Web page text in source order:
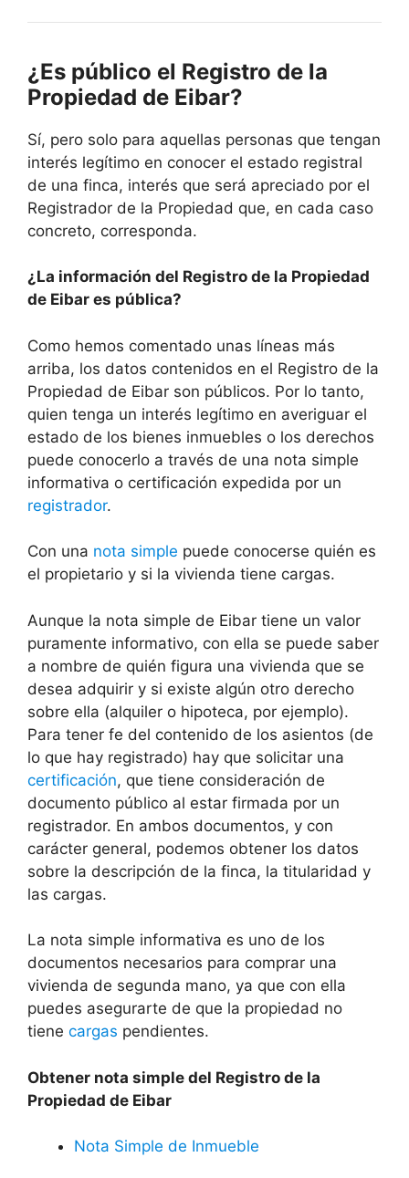
¿Es público el Registro de la
Propiedad de Eibar?
Sí, pero solo para aquellas personas que tengan
interés legítimo en conocer el estado registral
de una finca, interés que será apreciado por el
Registrador de la Propiedad que, en cada caso
concreto, corresponda.
¿La información del Registro de la Propiedad
de Eibar es pública?
Como hemos comentado unas líneas más
arriba, los datos contenidos en el Registro de la
Propiedad de Eibar son públicos. Por lo tanto,
quien tenga un interés legítimo en averiguar el
estado de los bienes inmuebles o los derechos
puede conocerlo a través de una nota simple
informativa o certificación expedida por un
registrador.
Con una nota simple puede conocerse quién es
el propietario y si la vivienda tiene cargas.
Aunque la nota simple de Eibar tiene un valor
puramente informativo, con ella se puede saber
a nombre de quién figura una vivienda que se
desea adquirir y si existe algún otro derecho
sobre ella (alquiler o hipoteca, por ejemplo).
Para tener fe del contenido de los asientos (de
lo que hay registrado) hay que solicitar una
certificación, que tiene consideración de
documento público al estar firmada por un
registrador. En ambos documentos, y con
carácter general, podemos obtener los datos
sobre la descripción de la finca, la titularidad y
las cargas.
La nota simple informativa es uno de los
documentos necesarios para comprar una
vivienda de segunda mano, ya que con ella
puedes asegurarte de que la propiedad no
tiene cargas pendientes.
Obtener nota simple del Registro de la
Propiedad de Eibar
Nota Simple de Inmueble